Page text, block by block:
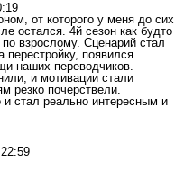
от которого у меня до сих
остался. 4й сезон как будто
взрослому. Сценарий стал
появился
наших переводчиков.
и мотивации стали
резко почерствели.
стал реально интересным и